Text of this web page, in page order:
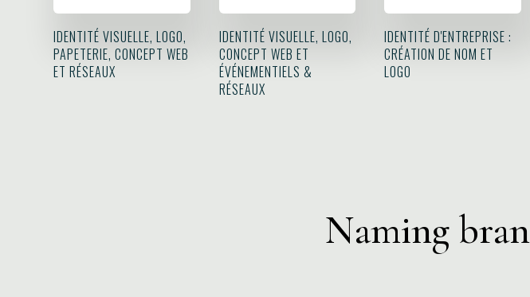
IDENTITÉ VISUELLE, LOGO,
PAPETERIE, CONCEPT WEB
ET RÉSEAUX
IDENTITÉ VISUELLE, LOGO,
CONCEPT WEB ET
ÉVÉNEMENTIELS &
RÉSEAUX
IDENTITÉ D'ENTREPRISE :
CRÉATION DE NOM ET
LOGO
Naming